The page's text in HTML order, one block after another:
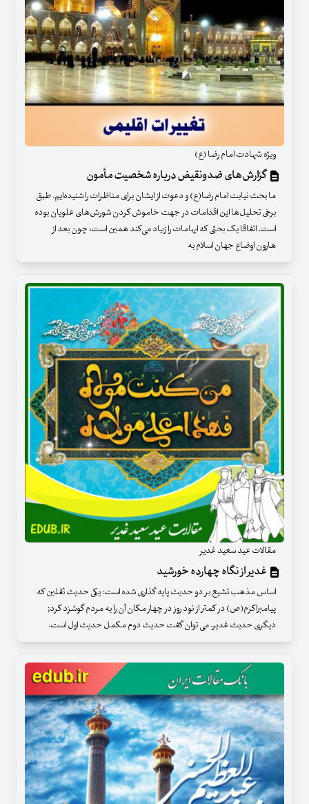
ویژه شهادت امام رضا (ع)
گزارش‌های ضدونقیض درباره شخصیت مأمون
ما بحث نیابت امام رضا(ع) و دعوت از ایشان برای مناظرات را شنیده‌ایم. طبق
برخی تحلیل‌ها این اقدامات در جهت خاموش کردن شورش‌های علویان بوده
است. اتفاقا یک بحثی که ابهامات را زیاد می‌کند همین است؛ چون بعد از
هارون اوضاع جهان اسلام به
مقالات عید سعید غدیر
غدیر از نگاه چهارده خورشید
اساس مذهب تشیع بر دو حدیث پایه گذاری شده است: یکی حدیث ثقلین که
پیامبراکرم(ص) در کمتر از نود روز در چهار مکان آن را به مردم گوشزد کرد;
دیگری حدیث غدیر. می توان گفت حدیث دوم مکمل حدیث اول است.